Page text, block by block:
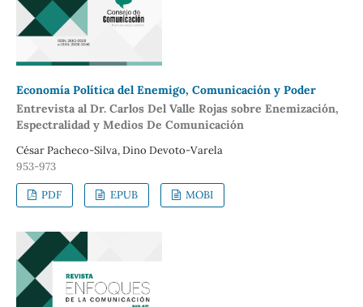
Economía Política del Enemigo, Comunicación y Poder
Entrevista al Dr. Carlos Del Valle Rojas sobre Enemización,
Espectralidad y Medios De Comunicación
César Pacheco-Silva, Dino Devoto-Varela
953-973
PDF EPUB MOBI